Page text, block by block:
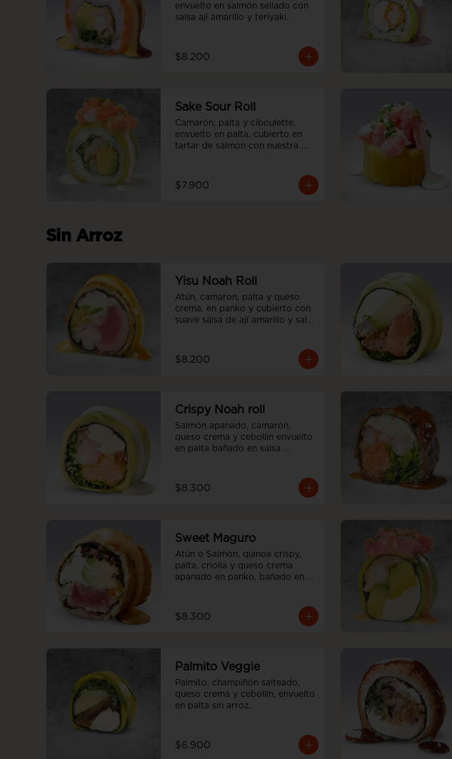
envuelto en salmón sellado con
salsa ají amarillo y teriyaki.
$8.200
Sake Sour Roll
Camarón, palta y ciboulette,
envuelto en palta, cubierto en
tartar de salmón con nuestra
$7.900
Sin Arroz
Yisu Noah Roll
Atún, camaron, palta y queso
crema, en panko y cubierto con
suave salsa de ají amarillo y salsa
$8.200
Crispy Noah roll
Salmón apanado, camarón,
queso crema y cebollín envuelto
en palta bañado en salsa
$8.300
Sweet Maguro
Atún o Salmòn, quinoa crispy,
palta, criolla y queso crema
apanado en panko, bañado en
$8.300
Palmito Veggie
Palmito, champiñón salteado,
queso crema y cebollín, envuelto
en palta sin arroz.
$6.900